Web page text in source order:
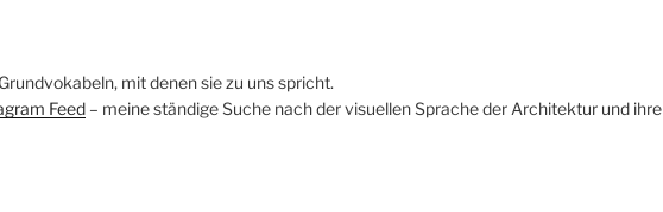
mit denen sie zu uns spricht.
Feed – meine ständige Suche nach der visuellen Sprache der Architektur und